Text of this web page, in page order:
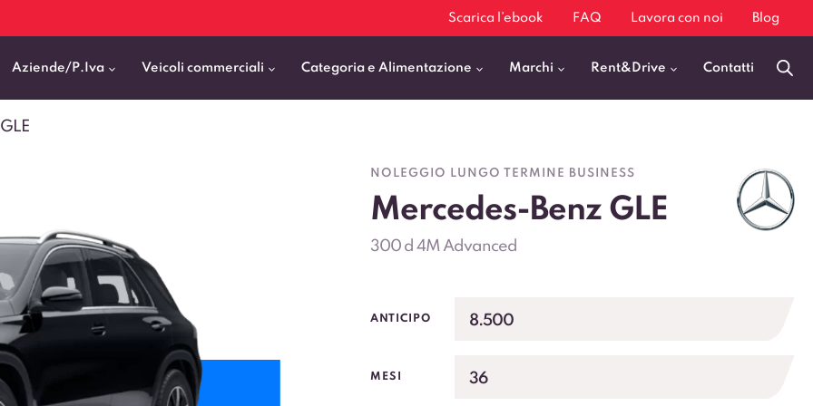
Scarica l’ebook FAQ Lavora con noi Blog
Aziende/P.Iva Veicoli commerciali
Pick Up
Allestiti
Persone
zero
VEDI TUTTI
Categoria e Alimentazione
Station Wagon
Elettrica
Marchi
Fiat
Audi
Mercedes-Benz
VEDI TUTTI
Fiat Professional
Mercedes Benz Vans
VEDI TUTTI
Audi Q3
Rent&Drive Contatti
NOLEGGIO LUNGO TERMINE BUSINESS
Mercedes-Benz GLE
300 d 4M Advanced
ANTICIPO 8.500
MESI 36